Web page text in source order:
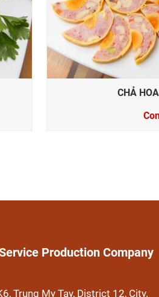
CHẢ
Production Company
Trung My Tay, District 12, City.